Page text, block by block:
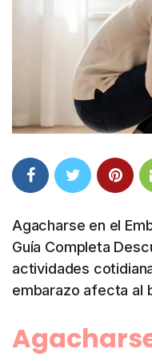
Agacharse en el
Guía Completa
actividades
embarazo afecta al